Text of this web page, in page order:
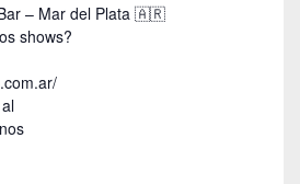
– Mar del Plata 🇦🇷
shows?